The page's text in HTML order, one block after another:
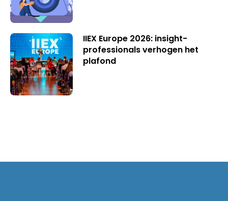
IIEX Europe 2026: insight-
professionals verhogen het
plafond